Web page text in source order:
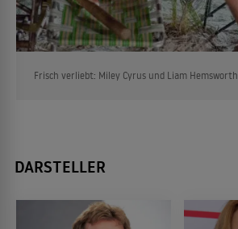
Frisch verliebt: Miley Cyrus und Liam Hemsworth
DARSTELLER